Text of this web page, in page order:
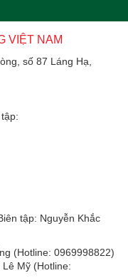
VIỆT NAM
số 87 Láng Hạ,
tập: Nguyễn Khắc
(Hotline: 0969998822)
Mỹ (Hotline: